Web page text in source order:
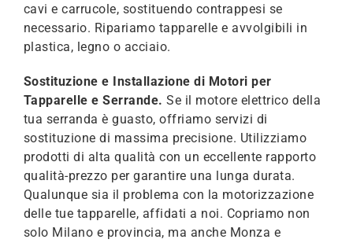
cavi e carrucole, sostituendo contrappesi se
necessario. Ripariamo tapparelle e avvolgibili in
plastica, legno o acciaio.
Sostituzione e Installazione di Motori per
Tapparelle e Serrande.Se il motore elettrico della
tua serranda è guasto, offriamo servizi di
sostituzione di massima precisione. Utilizziamo
prodotti di alta qualità con un eccellente rapporto
qualità-prezzo per garantire una lunga durata.
Qualunque sia il problema con la motorizzazione
delle tue tapparelle, affidati a noi. Copriamo non
solo Milano e provincia, ma anche Monza e